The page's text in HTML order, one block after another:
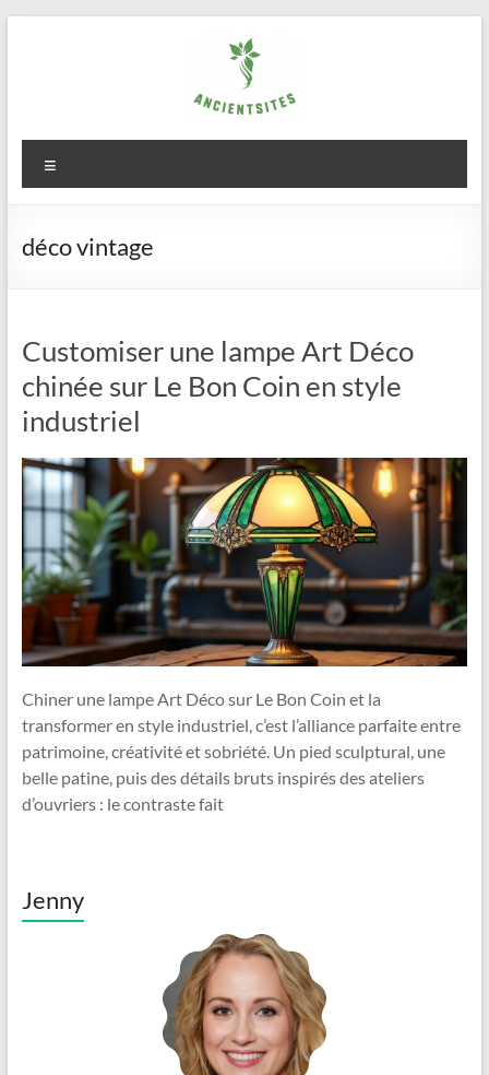
ancientsites.eu
déco vintage
Customiser une lampe Art Déco
chinée sur Le Bon Coin en style
industriel
Chiner une lampe Art Déco sur Le Bon Coin et la
transformer en style industriel, c’est l’alliance parfaite entre
patrimoine, créativité et sobriété. Un pied sculptural, une
belle patine, puis des détails bruts inspirés des ateliers
d’ouvriers : le contraste fait
Jenny